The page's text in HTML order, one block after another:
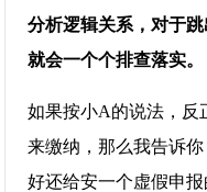
分析逻辑关系，对于
就会一个个排查落实。
如果按小A的说法，反
来缴纳，那么我告诉
好还给安一个虚假申